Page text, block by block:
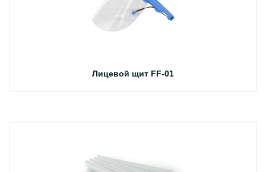
Лицевой щит FF-01